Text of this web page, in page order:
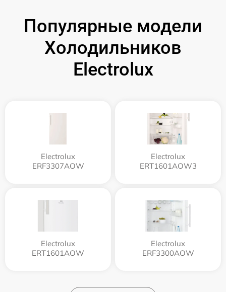
Популярные модели
Холодильников
Electrolux
Electrolux
ERF3307AOW
Electrolux
ERT1601AOW3
Electrolux
ERT1601AOW
Electrolux
ERF3300AOW